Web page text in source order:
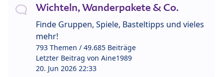
Wichteln, Wanderpakete & Co.
Finde Gruppen, Spiele, Basteltipps und vieles
mehr!
793 Themen / 49.685 Beiträge
Letzter Beitrag von Aine1989
20. Jun 2026 22:33